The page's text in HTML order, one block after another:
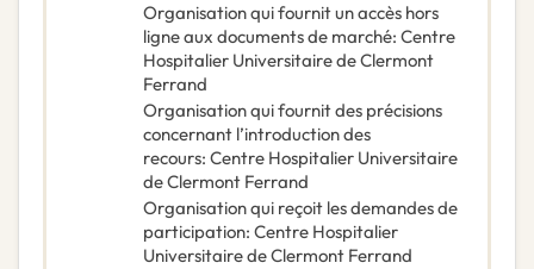
Organisation qui fournit un accès hors
ligne aux documents de marché: Centre
Hospitalier Universitaire de Clermont
Ferrand
Organisation qui fournit des précisions
concernant l’introduction des
recours: Centre Hospitalier Universitaire
de Clermont Ferrand
Organisation qui reçoit les demandes de
participation: Centre Hospitalier
Universitaire de Clermont Ferrand